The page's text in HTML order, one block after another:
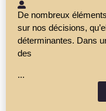
De nombreux
sur nos décisions,
déterminantes. Dans
des
...